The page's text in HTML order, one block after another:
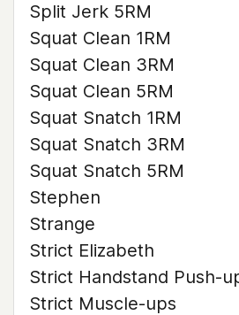
Split Jerk 5RM
Squat Clean 1RM
Squat Clean 3RM
Squat Clean 5RM
Squat Snatch 1RM
Squat Snatch 3RM
Squat Snatch 5RM
Stephen
Strange
Strict Elizabeth
Strict Handstand Push-
Strict Muscle-ups